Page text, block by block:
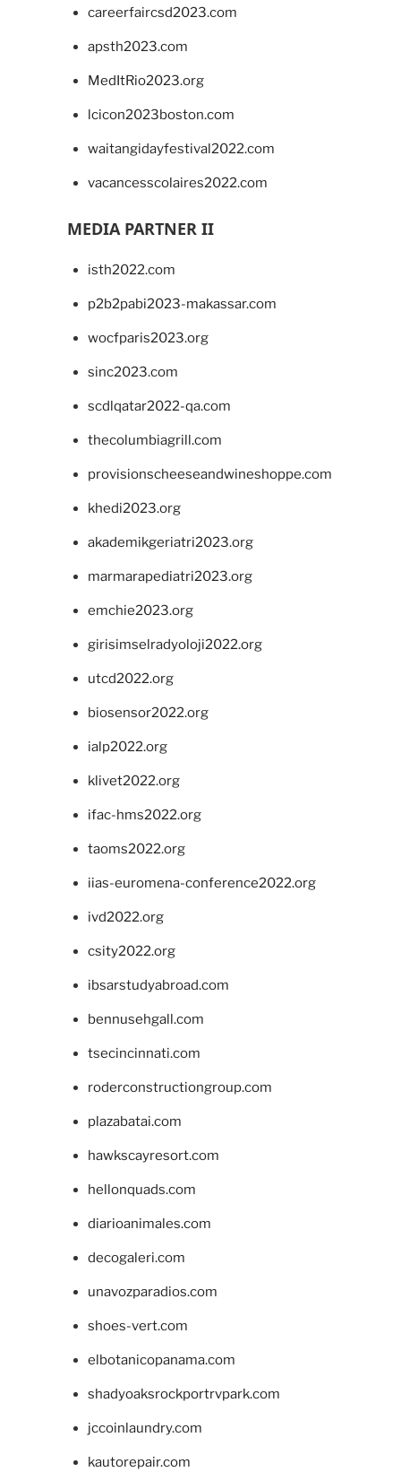
careerfaircsd2023.com
apsth2023.com
MedItRio2023.org
lcicon2023boston.com
waitangidayfestival2022.com
vacancesscolaires2022.com
MEDIA PARTNER II
isth2022.com
p2b2pabi2023-makassar.com
wocfparis2023.org
sinc2023.com
scdlqatar2022-qa.com
thecolumbiagrill.com
provisionscheeseandwineshoppe.com
khedi2023.org
akademikgeriatri2023.org
marmarapediatri2023.org
emchie2023.org
girisimselradyoloji2022.org
utcd2022.org
biosensor2022.org
ialp2022.org
klivet2022.org
ifac-hms2022.org
taoms2022.org
iias-euromena-conference2022.org
ivd2022.org
csity2022.org
ibsarstudyabroad.com
bennusehgall.com
tsecincinnati.com
roderconstructiongroup.com
plazabatai.com
hawkscayresort.com
hellonquads.com
diarioanimales.com
decogaleri.com
unavozparadios.com
shoes-vert.com
elbotanicopanama.com
shadyoaksrockportrvpark.com
jccoinlaundry.com
kautorepair.com